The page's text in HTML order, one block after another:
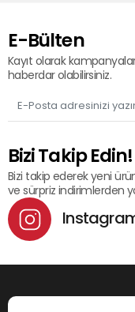
E-Bülten
Kayıt olarak
haberdar olabilirsiniz.
Bizi Takip Edin!
Bizi takip ederek yeni
ve sürpriz indirimlerden